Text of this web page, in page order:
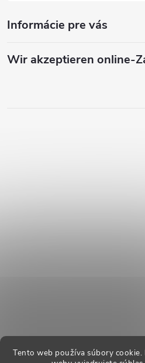
Tento web používa súbory
Informácie pre vás
Wir akzeptieren online-